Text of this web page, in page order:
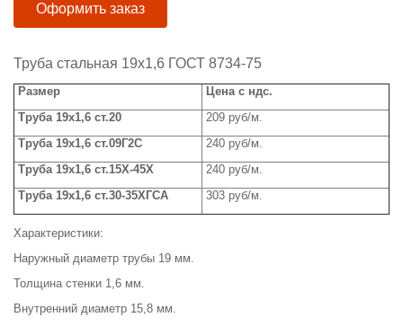
Оформить заказ
Труба стальная 19х1,6 ГОСТ 8734-75
Размер
Цена с ндс.
Труба 19х1,6 ст.20
209 руб/м.
Труба 19х1,6 ст.09Г2С
240 руб/м.
Труба 19х1,6 ст.15Х-45Х
240 руб/м.
Труба 19х1,6 ст.30-35ХГСА
303 руб/м.
Характеристики:
Наружный диаметр трубы 19 мм.
Толщина стенки 1,6 мм.
Внутренний диаметр 15,8 мм.